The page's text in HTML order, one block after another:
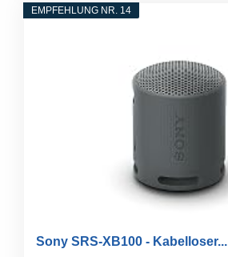
EMPFEHLUNG NR. 14
Sony SRS-XB100 - Kabelloser...